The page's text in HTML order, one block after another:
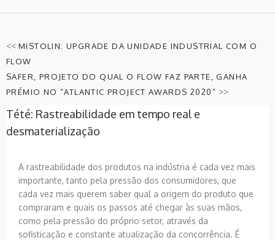
<< MISTOLIN: UPGRADE DA UNIDADE INDUSTRIAL COM O
FLOW
SAFER, PROJETO DO QUAL O FLOW FAZ PARTE, GANHA
PRÉMIO NO “ATLANTIC PROJECT AWARDS 2020” >>
Tété: Rastreabilidade em tempo real e
desmaterialização
A rastreabilidade dos produtos na indústria é cada vez mais
importante, tanto pela pressão dos consumidores, que
cada vez mais querem saber qual a origem do produto que
compraram e quais os passos até chegar às suas mãos,
como pela pressão do próprio setor, através da
sofisticação e constante atualização da concorrência. É